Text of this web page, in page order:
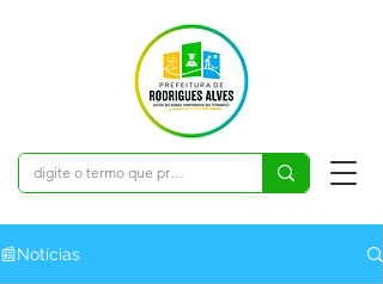
📰Notícias